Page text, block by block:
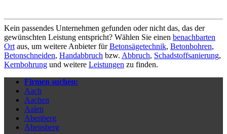
Kein passendes Unternehmen gefunden oder nicht das, das der
gewünschten Leistung entspricht? Wählen Sie einen benachbarten
Ort aus, um weitere Anbieter fürBetonsägetechnik, Betonbohren,
Betonschneiden, Handabbruch bzw. Abbruch, Schadstoffsanierung,
Kernbohrung und weitere Leistungen zu finden.
Firmen suchen:
Aach
Aachen
Aalen
Abenberg
Abensberg